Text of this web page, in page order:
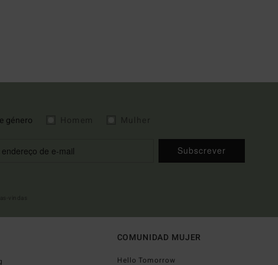
género
Subscrever
COMUNIDAD MUJER
Hello Tomorrow